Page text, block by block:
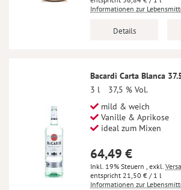
Informationen zur
Details
Bacardi Carta Blanca
3 l
37,5 % Vol.
mild & weich
Vanille & Aprikose
ideal zum Mixen
64,49 €
Inkl. 19% Steuern , exkl.
21,50 € / 1 l
Informationen zur